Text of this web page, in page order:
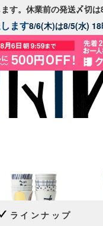
す。休業前の発送〆切は
ます8/6(木)は8/5(水)
ラインナップ